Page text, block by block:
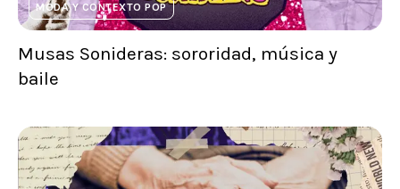
MODA Y CONTEXTO POP
Musas Sonideras: sororidad, música y
baile